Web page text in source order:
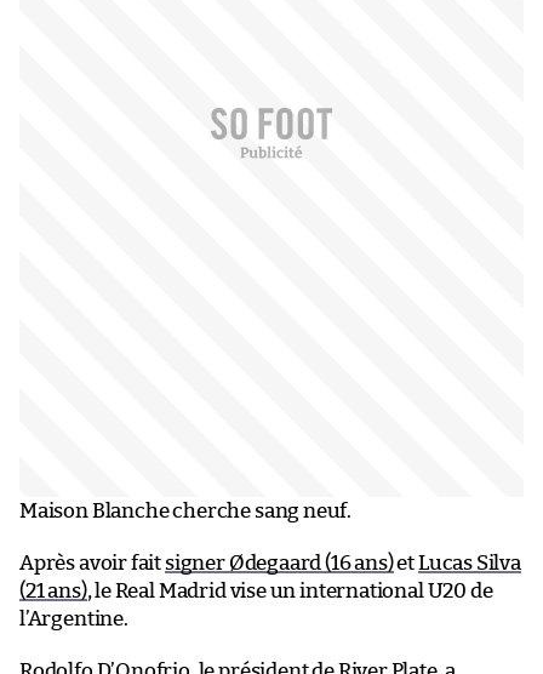
Maison Blanche cherche sang neuf.
Après avoir fait signer Ødegaard (16 ans)etLucas Silva
(21 ans), le Real Madrid vise un international U20 de
l’Argentine.